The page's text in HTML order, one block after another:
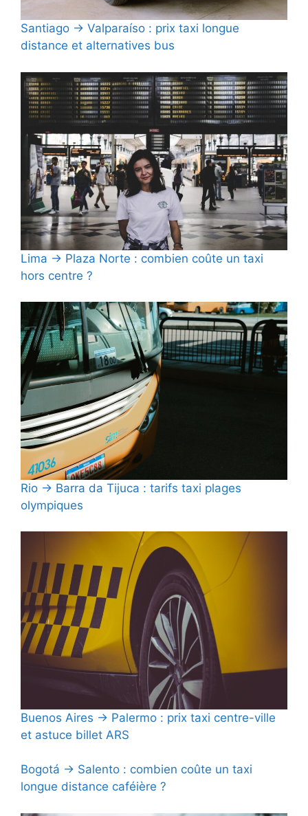
Santiago → Valparaíso : prix taxi longue
distance et alternatives bus
Lima → Plaza Norte : combien coûte un taxi
hors centre ?
Rio → Barra da Tijuca : tarifs taxi plages
olympiques
Buenos Aires → Palermo : prix taxi centre-ville
et astuce billet ARS
Bogotá → Salento : combien coûte un taxi
longue distance caféière ?